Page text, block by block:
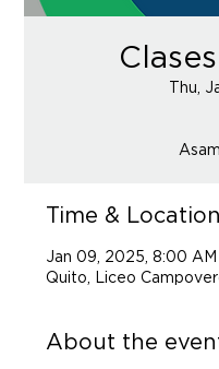
Thu,
Time & Location
Jan 09, 2025, 8:00 AM
Quito, Liceo
About the